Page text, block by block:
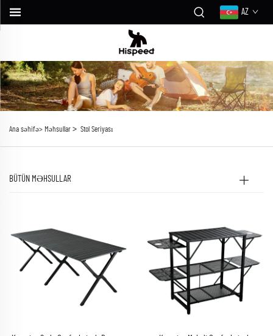
AZ
Ana səhifə> Məhsullar > Stol Seriyası
BÜTÜN MƏHSULLAR